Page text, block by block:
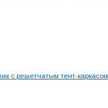
с решетчатым тент-каркасом